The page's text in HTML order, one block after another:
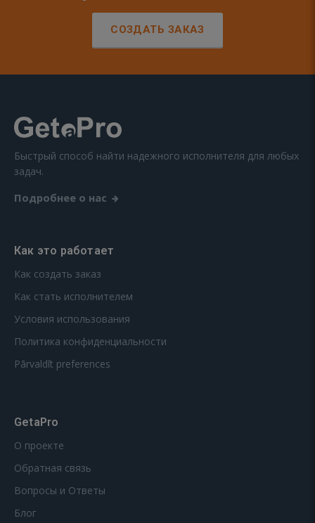
СОЗДАТЬ ЗАКАЗ
Быстрый способ найти надежного исполнителя для любых
задач.
Подробнее о нас
Как это работает
Как создать заказ
Как стать исполнителем
Условия использования
Политика конфиденциальности
Pārvaldīt preferences
GetaPro
О проекте
Обратная связь
Вопросы и Ответы
Блог